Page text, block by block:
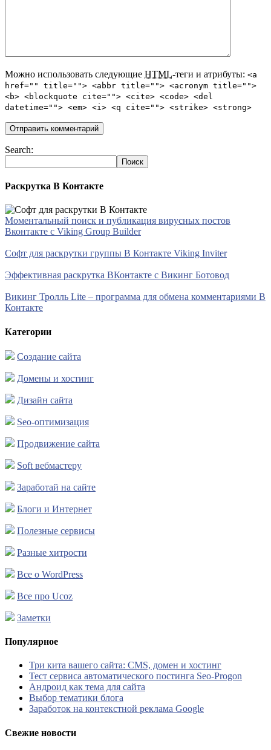
Можно использовать следующие HTML-теги и атрибуты: <a
href="" title=""> <abbr title=""> <acronym title="">
<b> <blockquote cite=""> <cite> <code> <del
datetime=""> <em> <i> <q cite=""> <strike> <strong>
Search:
Раскрутка В Контакте
Моментальный поиск и публикация вирусных постов
Вконтакте с Viking Group Builder
Софт для раскрутки группы В Контакте Viking Inviter
Эффективная раскрутка ВКонтакте с Викинг Ботовод
Викинг Тролль Lite – программа для обмена комментариями В
Контакте
Категории
Создание сайта
Домены и хостинг
Дизайн сайта
Seo-оптимизация
Продвижение сайта
Soft вебмастеру
Заработай на сайте
Блоги и Интернет
Полезные сервисы
Разные хитрости
Все о WordPress
Все про Ucoz
Заметки
Популярное
Три кита вашего сайта: CMS, домен и хостинг
Тест сервиса автоматического постинга Seo-Progon
Андроид как тема для сайта
Выбор тематики блога
Заработок на контекстной реклама Google
Свежие новости